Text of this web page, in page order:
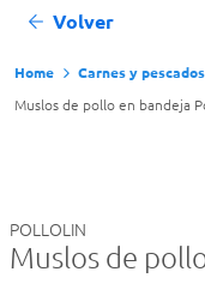
Volver
Carnes y pescados
Muslos de pollo en bandeja
POLLOLIN
Muslos de
Yerba
Cerveza
Doves